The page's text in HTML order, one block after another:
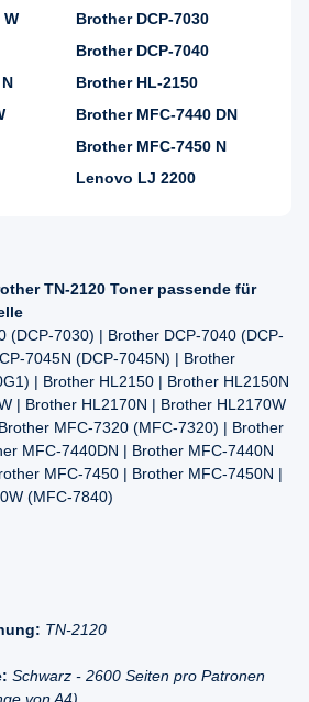
W
Brother DCP-7030
Brother DCP-7040
Brother HL-2150
Brother MFC-7440 DN
Brother MFC-7450 N
Lenovo LJ 2200
TN-2120 Toner passende für
(DCP-7030) | Brother DCP-7040 (DCP-
7045N (DCP-7045N) | Brother
| Brother HL2150 | Brother HL2150N
| Brother HL2170N | Brother HL2170W
MFC-7320 (MFC-7320) | Brother
MFC-7440DN | Brother MFC-7440N
MFC-7450 | Brother MFC-7450N |
(MFC-7840)
TN-2120
Schwarz - 2600 Seiten pro Patronen